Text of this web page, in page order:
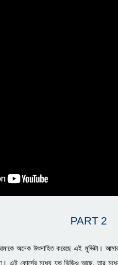
PART 2
অনেক উৎসাহিত করেছে এই মুভিটা। আমার
এই কোর্সের মধ্যে যত ভিডিও আছে, তার